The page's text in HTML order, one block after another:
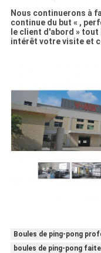
Nous continuerons à
continue du but « ,
le client d'abord »
intérêt votre visite et
Boules de ping-pong
boules de ping-pong